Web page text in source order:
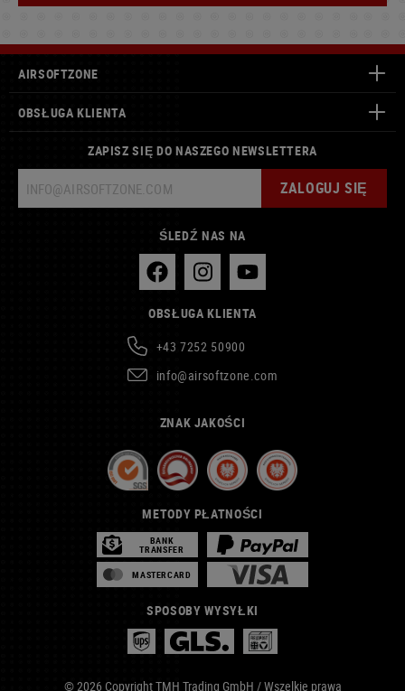
AIRSOFTZONE
OBSŁUGA KLIENTA
ZAPISZ SIĘ DO NASZEGO NEWSLETTERA
ZALOGUJ SIĘ
ŚLEDŹ NAS NA
OBSŁUGA KLIENTA
+43 7252 50900
info@airsoftzone.com
ZNAK JAKOŚCI
METODY PŁATNOŚCI
BANK
TRANSFER
MASTERCARD
SPOSOBY WYSYŁKI
© 2026 Copyright TMH Trading GmbH / Wszelkie prawa